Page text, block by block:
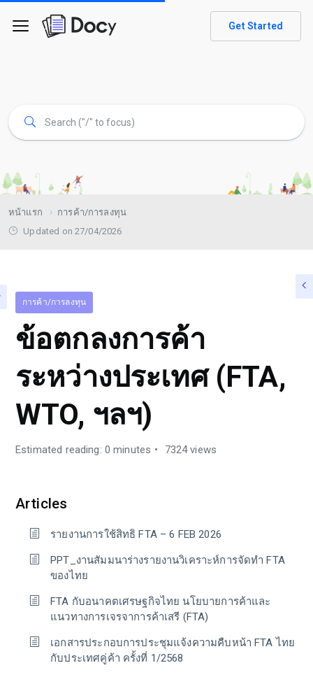
Get Started
หน้าแรก
การค้า/การลงทุน
Updated on 27/04/2026
การค้า/การลงทุน
ข้อตกลงการค้า
ระหว่างประเทศ (FTA,
WTO, ฯลฯ)
Estimated reading: 0 minutes 7324 views
Articles
รายงานการใช้สิทธิ FTA – 6 FEB 2026
PPT_งานสัมมนาร่างรายงานวิเคราะห์การจัดทำ FTA
ของไทย
FTA กับอนาคตเศรษฐกิจไทย นโยบายการค้าและ
แนวทางการเจรจาการค้าเสรี (FTA)
เอกสารประกอบการประชุมแจ้งความคืบหน้า FTA ไทย
กับประเทศคู่ค้า ครั้งที่ 1/2568